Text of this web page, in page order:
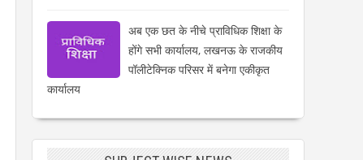
अब एक छत के नीचे प्राविधिक शिक्षा के
होंगे सभी कार्यालय, लखनऊ के राजकीय
पॉलीटेक्निक परिसर में बनेगा एकीकृत
कार्यालय